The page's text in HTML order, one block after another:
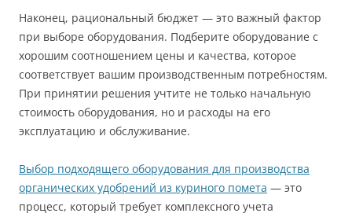
Наконец, рациональный бюджет — это важный фактор
при выборе оборудования. Подберите оборудование с
хорошим соотношением цены и качества, которое
соответствует вашим производственным потребностям.
При принятии решения учтите не только начальную
стоимость оборудования, но и расходы на его
эксплуатацию и обслуживание.
Выбор подходящего оборудования для производства
органических удобрений из куриного помета — это
процесс, который требует комплексного учета